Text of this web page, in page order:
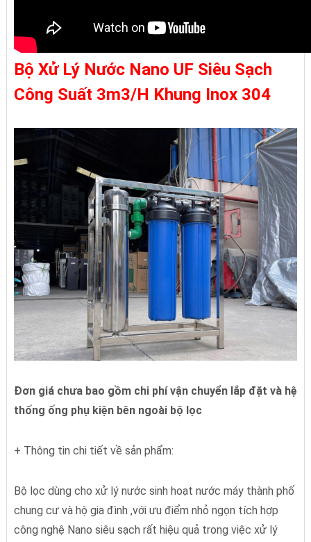
Bộ Xử Lý Nước Nano UF Siêu Sạch
Công Suất 3m3/H Khung Inox 304
Đơn giá chưa bao gồm chi phí vận chuyển lắp đặt và hệ
thống ống phụ kiện bên ngoài bộ lọc
+ Thông tin chi tiết về sản phẩm:
Bộ lọc dùng cho xử lý nước sinh hoạt nước máy thành phố
chung cư và hộ gia đình ,với ưu điểm nhỏ ngọn tích hợp
công nghệ Nano siêu sạch rất hiệu quả trong việc xử lý